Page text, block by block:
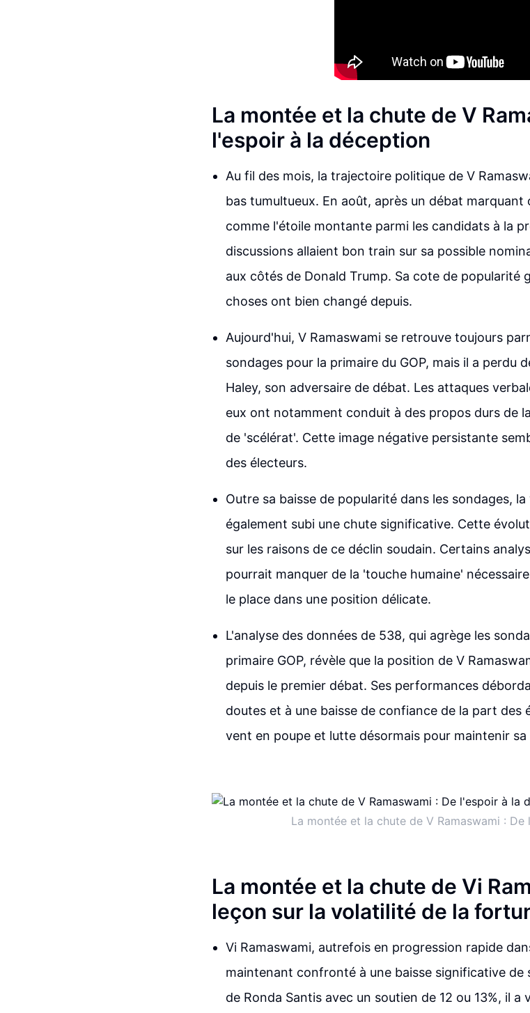
La montée et la chute de V
l'espoir à la déception
Au fil des mois, la trajectoire politique de V
bas tumultueux. En août, après un débat marquant
comme l'étoile montante parmi les candidats à la
discussions allaient bon train sur sa possible
aux côtés de Donald Trump. Sa cote de popularité
choses ont bien changé depuis.
Aujourd'hui, V Ramaswami se retrouve toujours
sondages pour la primaire du GOP, mais il a perdu
Haley, son adversaire de débat. Les attaques
eux ont notamment conduit à des propos durs de
de 'scélérat'. Cette image négative persistante
des électeurs.
Outre sa baisse de popularité dans les sondages,
également subi une chute significative. Cette
sur les raisons de ce déclin soudain. Certains
pourrait manquer de la 'touche humaine'
le place dans une position délicate.
L'analyse des données de 538, qui agrège les
primaire GOP, révèle que la position de V
depuis le premier débat. Ses performances
doutes et à une baisse de confiance de la part des
vent en poupe et lutte désormais pour maintenir
La montée et la chute de V Ramaswami :
La montée et la chute de Vi
leçon sur la volatilité de la
Vi Ramaswami, autrefois en progression rapide
maintenant confronté à une baisse significative
de Ronda Santis avec un soutien de 12 ou 13%, il